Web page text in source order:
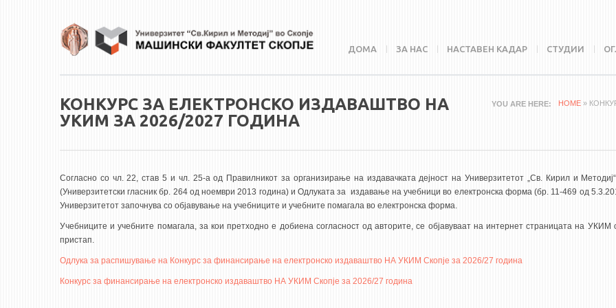
ДОМА ЗА НАС НАСТАВЕН КАДАР СТУДИИ
YOU ARE HERE HOME »
КОНКУРС ЗА ЕЛЕКТРОНСКО ИЗДАВАШТВО НА
УКИМ ЗА 2026/2027 ГОДИНА
Согласно со чл. 22, став 5 и чл. 25-а од Правилникот за организирање на издавачката дејност на Универзитетот „Св. Кирил и
(Универзитетски гласник бр. 264 од ноември 2013 година) и Одлуката за издавање на учебници во електронска форма (бр. 11-469 од
Универзитетот започнува со објавување на учебниците и учебните помагала во електронска форма.
Учебниците и учебните помагала, за кои претходно е добиена согласност од авторите, се објавуваат на интернет страницата на УКИМ
пристап.
Одлука за распишување на Конкурс за финансирање на електронско издаваштво НА УКИМ Скопје за 2026/27 година
Конкурс за финансирање на електронско издаваштво НА УКИМ Скопје за 2026/27 година